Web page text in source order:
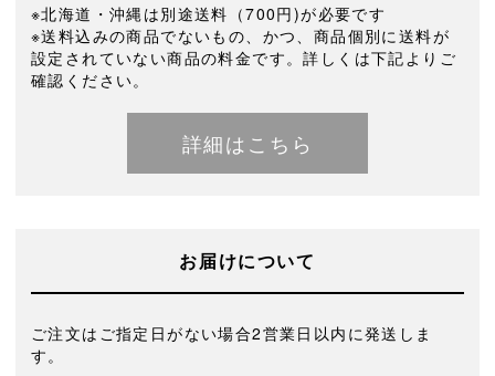
※北海道・沖縄は別途送料（700円)が必要です
※送料込みの商品でないもの、かつ、商品個別に送料が
設定されていない商品の料金です。詳しくは下記よりご
確認ください。
詳細はこちら
お届けについて
ご注文はご指定日がない場合2営業日以内に発送しま
す。